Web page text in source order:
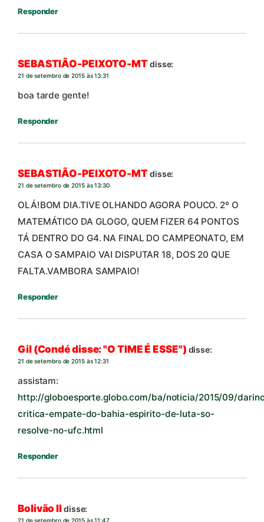
Responder
SEBASTIÃO-PEIXOTO-MTdisse:
21 de setembro de 2015 às 13:31
boa tarde gente!
Responder
SEBASTIÃO-PEIXOTO-MTdisse:
21 de setembro de 2015 às 13:30
OLÁ!BOM DIA.TIVE OLHANDO AGORA POUCO. 2º O
MATEMÁTICO DA GLOGO, QUEM FIZER 64 PONTOS
TÁ DENTRO DO G4. NA FINAL DO CAMPEONATO, EM
CASA O SAMPAIO VAI DISPUTAR 18, DOS 20 QUE
FALTA.VAMBORA SAMPAIO!
Responder
Gil (Condé disse: "O TIME É ESSE") disse:
21 de setembro de 2015 às 12:31
assistam:
http://globoesporte.globo.com/ba/noticia/2015/09/
critica-empate-do-bahia-espirito-de-luta-so-
resolve-no-ufc.html
Responder
Bolivão IIdisse:
21 de setembro de 2015 às 11:47